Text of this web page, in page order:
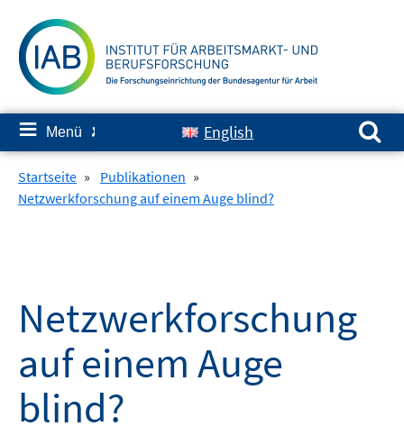
zum
Inhalt
≡ Menü ✘ English
Suchen nach:
Startseite » Publikationen »
Netzwerkforschung auf einem Auge blind?
Netzwerkforschung
auf einem Auge
blind?